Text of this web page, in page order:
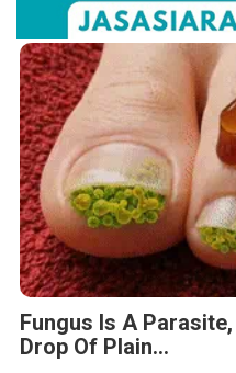
Fungus Is A
Drop Of Plain...